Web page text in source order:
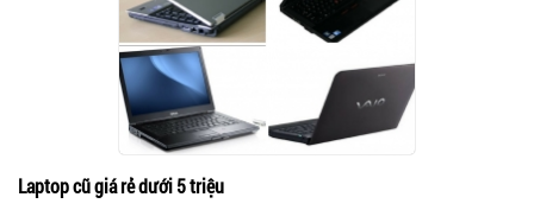
Laptop cũ giá rẻ dưới 5 triệu